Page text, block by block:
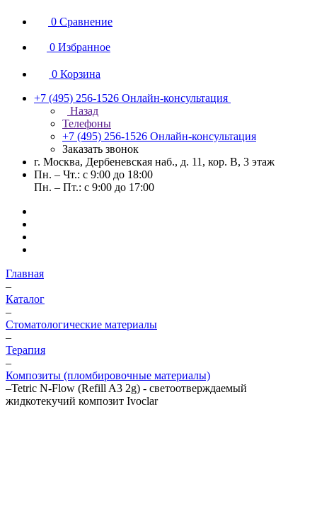
0 Сравнение
0 Избранное
0 Корзина
+7 (495) 256-1526 Онлайн-консультация
Назад
Телефоны
+7 (495) 256-1526 Онлайн-консультация
Заказать звонок
г. Москва, Дербеневская наб., д. 11, кор. В, 3 этаж
Пн. – Чт.: с 9:00 до 18:00
Пн. – Пт.: с 9:00 до 17:00
Главная
–
Каталог
–
Стоматологические материалы
–
Терапия
–
Композиты (пломбировочные материалы)
–Tetric N-Flow (Refill A3 2g) - светоотверждаемый
жидкотекучий композит Ivoclar